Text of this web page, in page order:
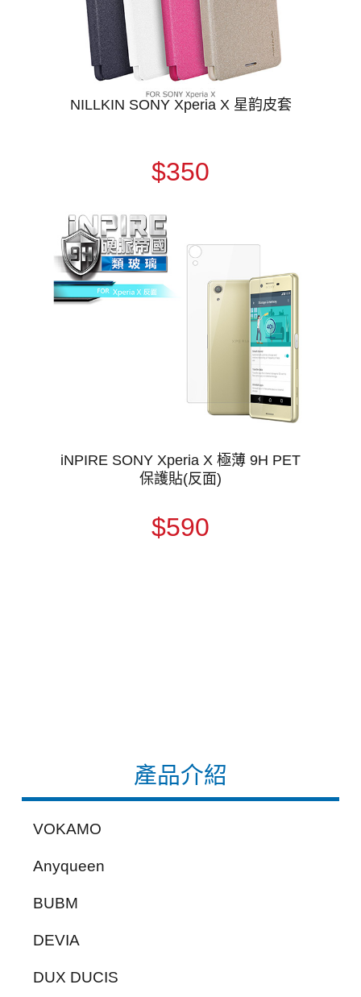
產品介紹
VOKAMO
Anyqueen
BUBM
DEVIA
DUX DUCIS
NILLKIN SONY Xperia X 星韵皮套
$350
iNPIRE SONY Xperia X 極薄 9H PET
保護貼(反面)
$590